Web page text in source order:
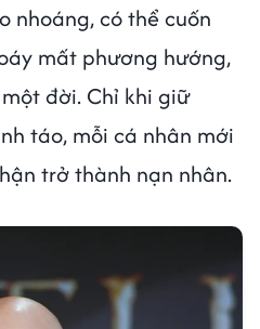
nhoáng, có thể cuốn
mất phương hướng,
đời. Chỉ khi giữ
táo, mỗi cá nhân mới
trở thành nạn nhân.